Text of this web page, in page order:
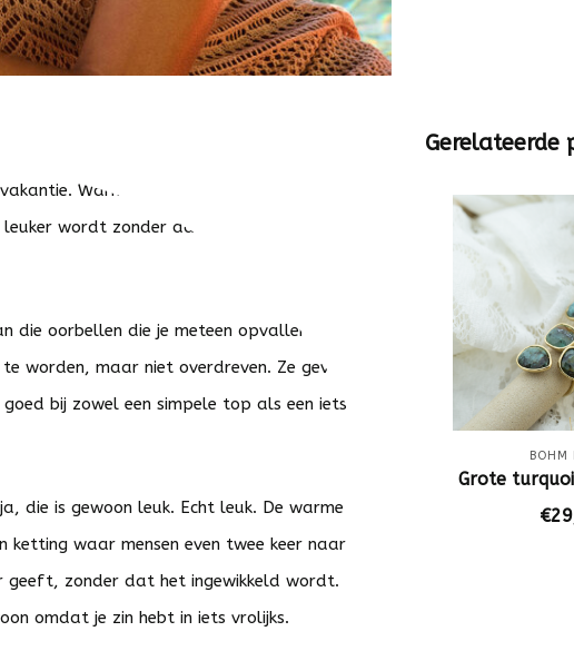
Warme tinten, zomerse vormen en net
wordt zonder dat je daar moeite voor
die oorbellen die je meteen opvallen, maar
worden, maar niet overdreven. Ze geven je
bij zowel een simpele top als een iets
die is gewoon leuk. Echt leuk. De warme
ketting waar mensen even twee keer naar
geeft, zonder dat het ingewikkeld wordt.
omdat je zin hebt in iets vrolijks.
Gerelateerde
BOHM
Grote